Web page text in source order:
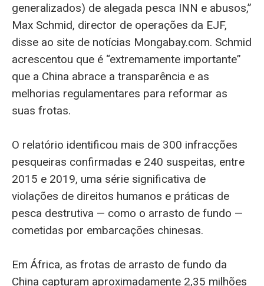
generalizados) de alegada pesca INN e abusos,”
Max Schmid, director de operações da EJF,
disse ao site de notícias Mongabay.com. Schmid
acrescentou que é “extremamente importante”
que a China abrace a transparência e as
melhorias regulamentares para reformar as
suas frotas.
O relatório identificou mais de 300 infracções
pesqueiras confirmadas e 240 suspeitas, entre
2015 e 2019, uma série significativa de
violações de direitos humanos e práticas de
pesca destrutiva — como o arrasto de fundo —
cometidas por embarcações chinesas.
Em África, as frotas de arrasto de fundo da
China capturam aproximadamente 2,35 milhões